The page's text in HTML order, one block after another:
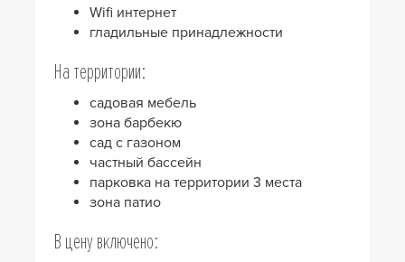
Wifi интернет
гладильные принадлежности
На территории:
садовая мебель
зона барбекю
сад с газоном
частный бассейн
парковка на территории 3 места
зона патио
В цену включено: